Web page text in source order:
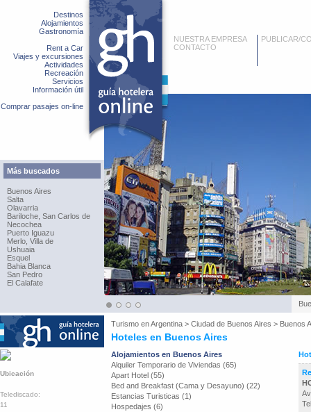
Destinos
Alojamientos
Gastronomía
Rent a Car
Viajes y excursiones
Actividades
Recreación
Servicios
Información útil
Comprar pasajes on-line
Más buscados
Buenos Aires
Salta
Olavarria
Bariloche, San Carlos de
Necochea
Puerto Iguazu
Merlo, Villa de
Ushuaia
Esquel
Bahia Blanca
San Pedro
El Calafate
NUESTRA EMPRESA
CONTACTO
PUBLICAR/
Turismo enArgentina > Ciudad de Buenos Aires > Buenos
Hoteles en Buenos Aires
Ubicación
Telediscado:
11
Alojamientos en Buenos Aires
Alquiler Temporario de Viviendas (65)
Apart Hotel (55)
Bed and Breakfast (Cama y Desayuno) (22)
Estancias Turisticas (1)
Hospedajes (6)